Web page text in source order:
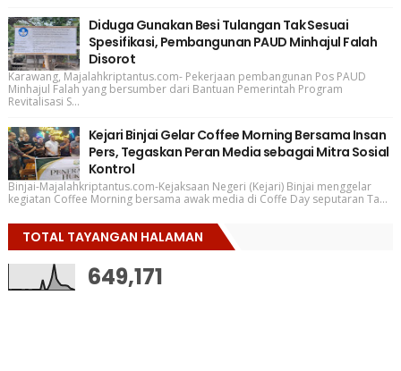
Diduga Gunakan Besi Tulangan Tak Sesuai
Spesifikasi, Pembangunan PAUD Minhajul Falah
Disorot
Karawang, Majalahkriptantus.com- Pekerjaan pembangunan Pos PAUD
Minhajul Falah yang bersumber dari Bantuan Pemerintah Program
Revitalisasi S...
Kejari Binjai Gelar Coffee Morning Bersama Insan
Pers, Tegaskan Peran Media sebagai Mitra Sosial
Kontrol
Binjai-Majalahkriptantus.com-Kejaksaan Negeri (Kejari) Binjai menggelar
kegiatan Coffee Morning bersama awak media di Coffe Day seputaran Ta...
TOTAL TAYANGAN HALAMAN
649,171